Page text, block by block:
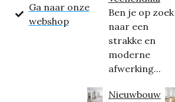
Ga naar onze
webshop
Ben je op zoek
naar een
strakke en
moderne
afwerking...
Nieuwbouw